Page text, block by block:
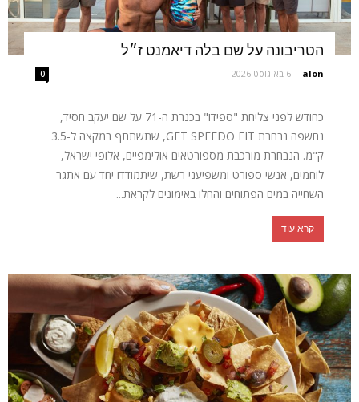
הטריבונה על שם בלה דיאמנט ז״ל
alon
- 6 באוגוסט 2026 0
כחודש לפני צליחת "ספידו" בכנרת ה-71 על שם יעקב חסיד,
נחשפה נבחרת GET SPEEDO FIT, שתשתתף במקצה ל-3.5
ק"מ. הנבחרת מורכבת מספורטאים אולימפיים, אלופי ישראל,
לוחמים, אנשי ספורט ומשפיעני רשת, שיתמודדו יחד עם אתגר
השחייה במים הפתוחים והחלו באימונים לקראת...
קרא עוד